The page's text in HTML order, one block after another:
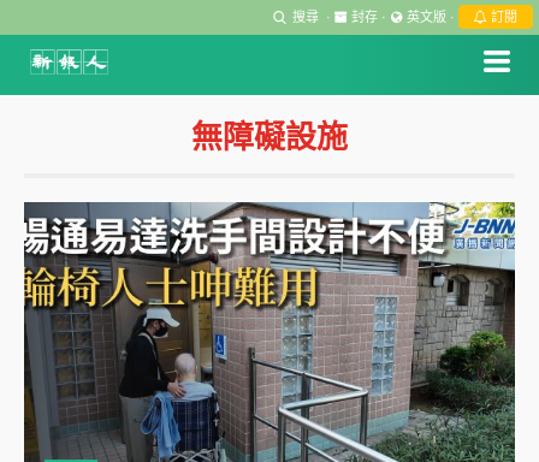
搜尋 · 封存 · 英文版 · 訂閱
無障礙設施